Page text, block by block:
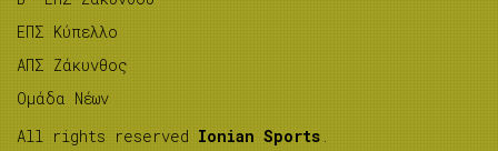
ΕΠΣ Κύπελλο
ΑΠΣ Ζάκυνθος
Ομάδα Νέων
All rights reserved Ionian Sports .